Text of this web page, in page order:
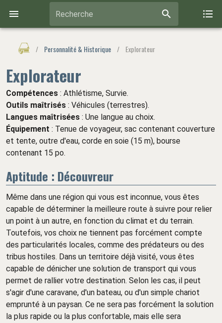
Recherche
/ Personnalité & Historique / Explorateur
Explorateur
Compétences : Athlétisme, Survie.
Outils maîtrisés : Véhicules (terrestres).
Langues maîtrisées : Une langue au choix.
Équipement : Tenue de voyageur, sac contenant couverture
et tente, outre d'eau, corde en soie (15 m), bourse
contenant 15 po.
Aptitude : Découvreur
Même dans une région qui vous est inconnue, vous êtes
capable de déterminer la meilleure route à suivre pour relier
un point à un autre, en fonction du climat et du terrain.
Toutefois, vos choix ne tiennent pas forcément compte
des particularités locales, comme des prédateurs ou des
tribus hostiles. Dans un territoire déjà visité, vous êtes
capable de dénicher une solution de transport qui vous
permet de rallier votre destination. Selon les cas, il peut
s'agir d'une caravane, d'un bateau, ou d'un simple chariot
emprunté à un paysan. Ce ne sera pas forcément la solution
la plus rapide ou la plus confortable, mais elle sera